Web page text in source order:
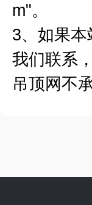
m"。
3、如果
我们联系
吊顶网不